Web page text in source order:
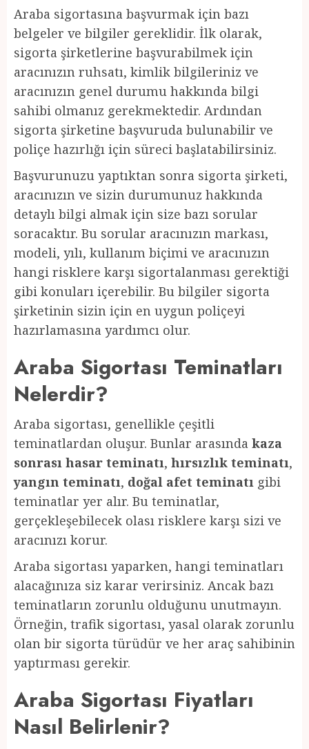
Araba sigortasına başvurmak için bazı
belgeler ve bilgiler gereklidir. İlk olarak,
sigorta şirketlerine başvurabilmek için
aracınızın ruhsatı, kimlik bilgileriniz ve
aracınızın genel durumu hakkında bilgi
sahibi olmanız gerekmektedir. Ardından
sigorta şirketine başvuruda bulunabilir ve
poliçe hazırlığı için süreci başlatabilirsiniz.
Başvurunuzu yaptıktan sonra sigorta şirketi,
aracınızın ve sizin durumunuz hakkında
detaylı bilgi almak için size bazı sorular
soracaktır. Bu sorular aracınızın markası,
modeli, yılı, kullanım biçimi ve aracınızın
hangi risklere karşı sigortalanması gerektiği
gibi konuları içerebilir. Bu bilgiler sigorta
şirketinin sizin için en uygun poliçeyi
hazırlamasına yardımcı olur.
Araba Sigortası Teminatları
Nelerdir?
Araba sigortası, genellikle çeşitli
teminatlardan oluşur. Bunlar arasında kaza
sonrası hasar teminatı, hırsızlık teminatı,
yangın teminatı, doğal afet teminatı gibi
teminatlar yer alır. Bu teminatlar,
gerçekleşebilecek olası risklere karşı sizi ve
aracınızı korur.
Araba sigortası yaparken, hangi teminatları
alacağınıza siz karar verirsiniz. Ancak bazı
teminatların zorunlu olduğunu unutmayın.
Örneğin, trafik sigortası, yasal olarak zorunlu
olan bir sigorta türüdür ve her araç sahibinin
yaptırması gerekir.
Araba Sigortası Fiyatları
Nasıl Belirlenir?